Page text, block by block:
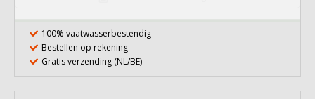
100% vaatwasserbestendig
Bestellen op rekening
Gratis verzending (NL/BE)